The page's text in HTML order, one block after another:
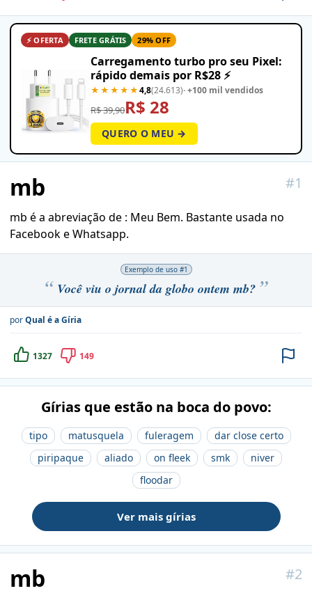
⚡ OFERTA FRETE GRÁTIS 29% OFF
Carregamento turbo pro seu Pixel:
rápido demais por R$28 ⚡
★★★★★4,8(24.613)· +100 mil vendidos
R$ 39,90R$ 28
QUERO O MEU →
#1
mb
mb é a abreviação de : Meu Bem. Bastante usada no
Facebook e Whatsapp.
Exemplo de uso #1
Você viu o jornal da globo ontem mb?
porQual é a Gíria
1327 149
Gírias que estão na boca do povo:
tipo matusquela fuleragem
dar close certo
piripaque
aliado on fleek smk
niver
floodar
Ver mais gírias
#2
mb